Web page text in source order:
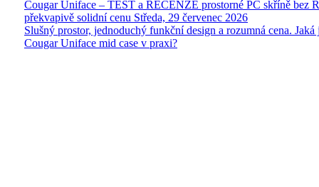
Cougar Uniface – TEST a RECENZE prostorné PC skříně bez
překvapivě solidní cenu Středa, 29 červenec 2026
Slušný prostor, jednoduchý funkční design a rozumná cena. Jaká
Cougar Uniface mid case v praxi?